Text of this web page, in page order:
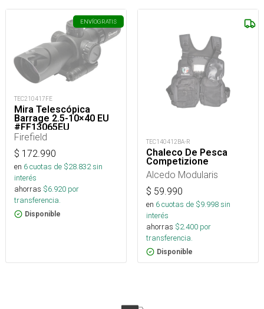
ENVÍOGRATIS
TEC210417FE
Mira Telescópica
Barrage 2.5-10×40 EU
#FF13065EU
Firefield
$ 172.990
en 6cuotas de $28.832sin
interés
ahorras $6.920 por
transferencia.
Disponible
TEC140412BA-R
Chaleco De Pesca
Competizione
Alcedo Modularis
$ 59.990
en 6cuotas de $9.998sin
interés
ahorras $2.400 por
transferencia.
Disponible